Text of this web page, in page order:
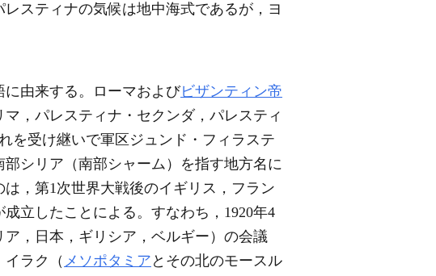
スティナの気候は地中海式であるが，ヨ
に由来する。ローマおよびビザンティン帝
，パレスティナ・セクンダ，パレスティ
を受け継いで軍区ジュンド・フィラステ
シリア（南部シャーム）を指す地方名に
，第1次世界大戦後のイギリス，フラン
立したことによる。すなわち，1920年4
，日本，ギリシア，ベルギー）の会議
ラク（ メソポタミア とその北のモースル